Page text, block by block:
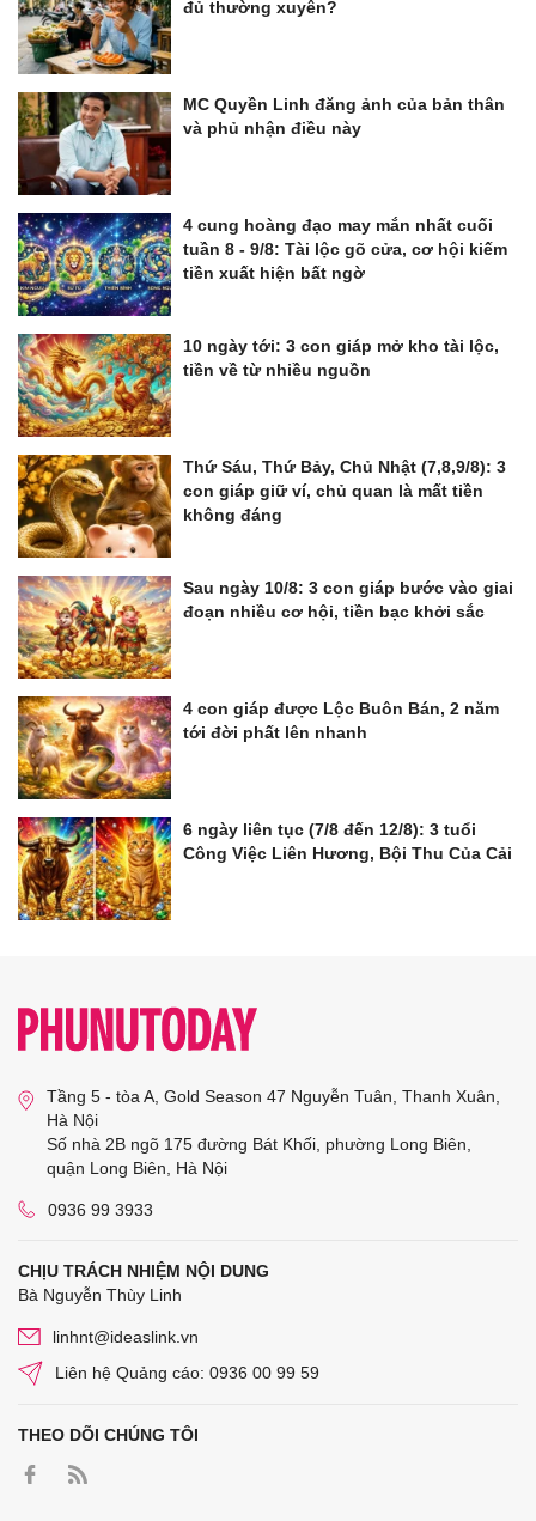
đủ thường xuyên?
MC Quyền Linh đăng ảnh của bản thân
và phủ nhận điều này
4 cung hoàng đạo may mắn nhất cuối
tuần 8 - 9/8: Tài lộc gõ cửa, cơ hội kiếm
tiền xuất hiện bất ngờ
10 ngày tới: 3 con giáp mở kho tài lộc,
tiền về từ nhiều nguồn
Thứ Sáu, Thứ Bảy, Chủ Nhật (7,8,9/8): 3
con giáp giữ ví, chủ quan là mất tiền
không đáng
Sau ngày 10/8: 3 con giáp bước vào giai
đoạn nhiều cơ hội, tiền bạc khởi sắc
4 con giáp được Lộc Buôn Bán, 2 năm
tới đời phất lên nhanh
6 ngày liên tục (7/8 đến 12/8): 3 tuổi
Công Việc Liên Hương, Bội Thu Của Cải
Tầng 5 - tòa A, Gold Season 47 Nguyễn Tuân, Thanh Xuân,
Hà Nội
Số nhà 2B ngõ 175 đường Bát Khối, phường Long Biên,
quận Long Biên, Hà Nội
0936 99 3933
CHỊU TRÁCH NHIỆM NỘI DUNG
Bà Nguyễn Thùy Linh
linhnt@ideaslink.vn
Liên hệ Quảng cáo: 0936 00 99 59
THEO DÕI CHÚNG TÔI